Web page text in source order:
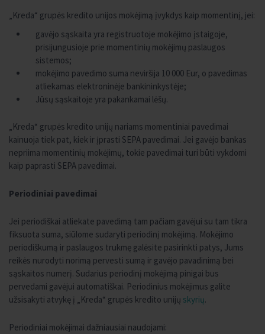
„Kreda“ grupės kredito unijos mokėjimą įvykdys kaip momentinį, jei:
gavėjo sąskaita yra registruotoje mokėjimo įstaigoje,
prisijungusioje prie momentinių mokėjimų paslaugos
sistemos;
mokėjimo pavedimo suma neviršija 10 000 Eur, o pavedimas
atliekamas elektroninėje bankininkystėje;
Jūsų sąskaitoje yra pakankamai lėšų.
„Kreda“ grupės kredito unijų nariams momentiniai pavedimai
kainuoja tiek pat, kiek ir įprasti SEPA pavedimai. Jei gavėjo bankas
nepriima momentinių mokėjimų, tokie pavedimai turi būti vykdomi
kaip paprasti SEPA pavedimai.
Periodiniai pavedimai
Jei periodiškai atliekate pavedimą tam pačiam gavėjui su tam tikra
fiksuota suma, siūlome sudaryti periodinį mokėjimą. Mokėjimo
periodiškumą ir paslaugos trukmę galėsite pasirinkti patys, Jums
reikės nurodyti norimą pervesti sumą ir gavėjo pavadinimą bei
sąskaitos numerį. Sudarius periodinį mokėjimą pinigai bus
pervedami gavėjui automatiškai. Periodinius mokėjimus galite
užsisakyti atvykę į „Kreda“ grupės kredito unijų skyrių.
Periodiniai mokėjimai dažniausiai naudojami: